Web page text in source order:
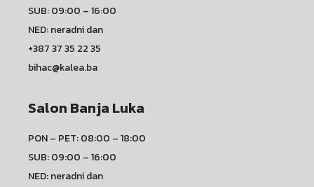
SUB: 09:00 – 16:00
NED: neradni dan
+387 37 35 22 35
bihac@kalea.ba
Salon Banja Luka
PON – PET: 08:00 – 18:00
SUB: 09:00 – 16:00
NED: neradni dan